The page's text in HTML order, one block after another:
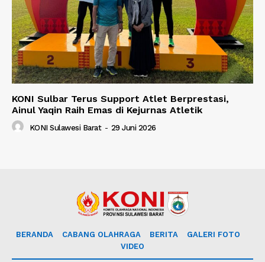
KONI Sulbar Terus Support Atlet Berprestasi,
Ainul Yaqin Raih Emas di Kejurnas Atletik
KONI Sulawesi Barat - 29 Juni 2026
BERANDA CABANG OLAHRAGA BERITA
GALERI FOTO
VIDEO